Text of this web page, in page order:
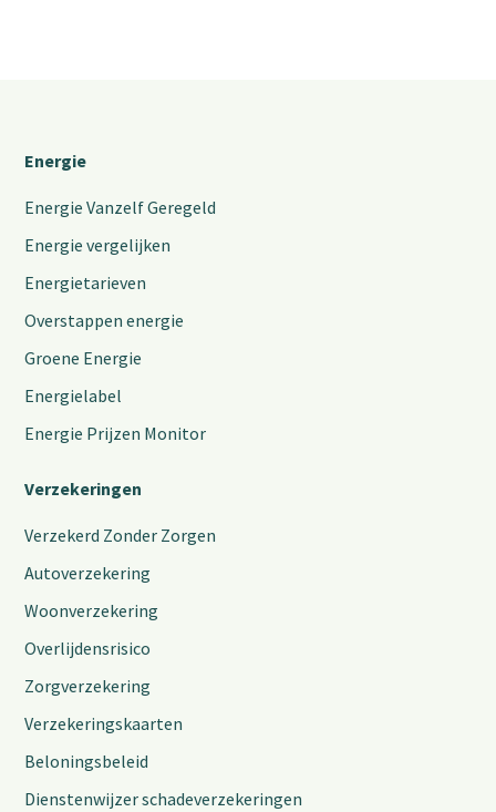
Energie
Energie Vanzelf Geregeld
Energie vergelijken
Energietarieven
Overstappen energie
Groene Energie
Energielabel
Energie Prijzen Monitor
Verzekeringen
Verzekerd Zonder Zorgen
Autoverzekering
Woonverzekering
Overlijdensrisico
Zorgverzekering
Verzekeringskaarten
Beloningsbeleid
Dienstenwijzer schadeverzekeringen